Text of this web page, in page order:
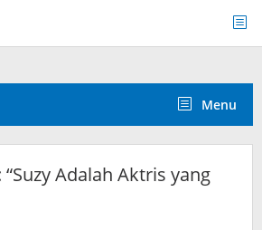
Menu
“Suzy Adalah Aktris yang